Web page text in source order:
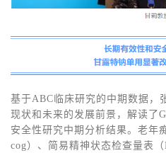
基于ABC临床研究的中期数据，
现状和未来的发展前景，解读了
安全性研究中期分析结果。老年
cog）、简易精神状态检查量表